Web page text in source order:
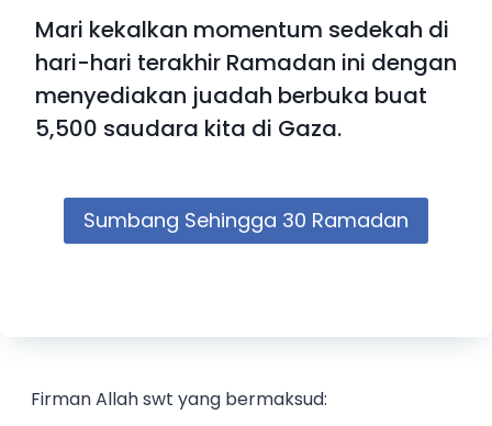
Mari kekalkan momentum sedekah di
hari-hari terakhir Ramadan ini dengan
menyediakan juadah berbuka buat
5,500 saudara kita di Gaza.
Sumbang Sehingga 30 Ramadan
Firman Allah swt yang bermaksud: